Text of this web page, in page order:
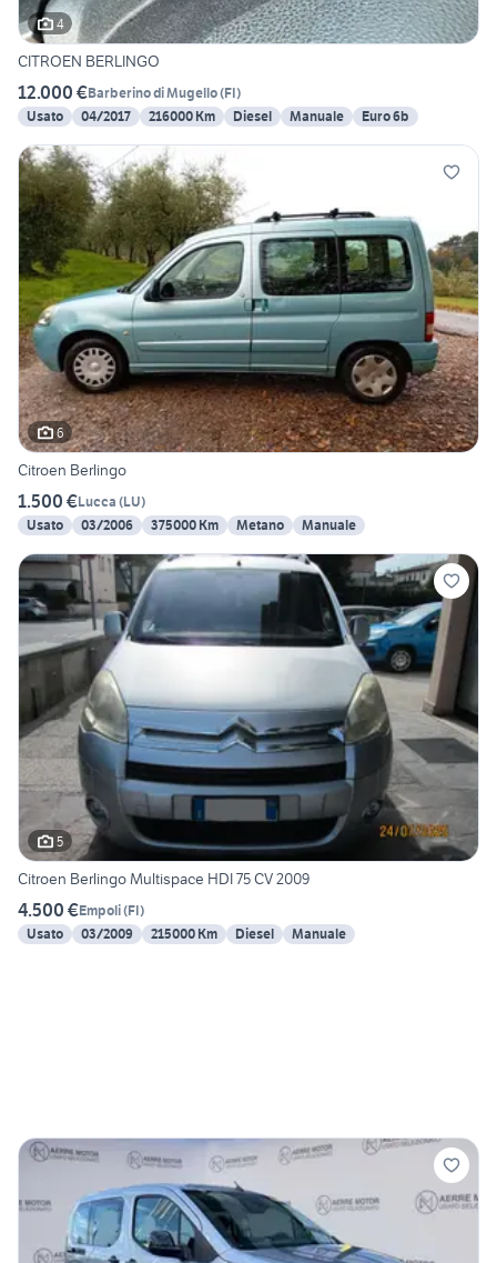
4
CITROEN BERLINGO
12.000 €Barberino di Mugello(FI)
Usato
04/2017 216000 Km Diesel Manuale Euro 6b
6
Citroen Berlingo
1.500 €Lucca (LU)
Usato
03/2006 375000 Km Metano Manuale
5
Citroen Berlingo Multispace HDI 75 CV 2009
4.500 €Empoli(FI)
Usato
03/2009 215000 Km Diesel Manuale